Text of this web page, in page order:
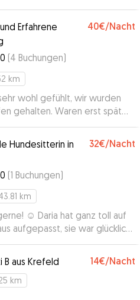
und unser Ronnie hat immer
Tag, wenn er dort zu Besuch
letztes Jahr hat
Dank für die liebe- und
”
Erfahrene
40€/Nacht
(4 Buchungen)
km
wohl gefühlt, wir wurden
gehalten. Waren erst spät
Monty nachts noch abholen,
Betreuung. 😊
Hundesitterin in
32€/Nacht
(1 Buchungen)
km
☺️ Daria hat ganz toll auf
aufgepasst, sie war glücklich
sie mittags wieder abgeholt
B aus Krefeld 14€/Nacht
km